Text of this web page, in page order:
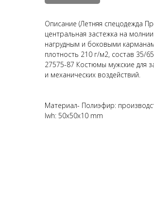
Описание (Летняя спецодежда
центральная застежка на
нагрудным и боковыми
плотность 210 г/м2, состав 35/
27575-87 Костюмы мужские для
и механических воздействий.
Материал- Полиэфир:
lwh: 50x50x10 mm